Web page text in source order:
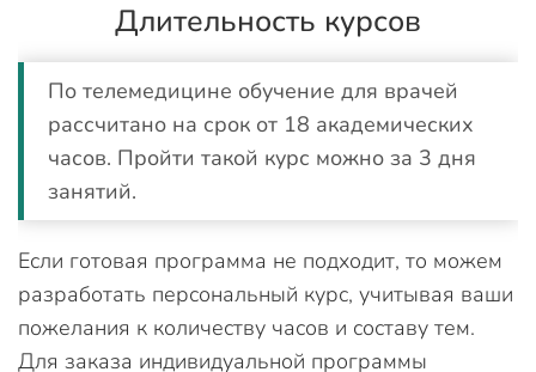
Длительность курсов
По телемедицине обучение для врачей
рассчитано на срок от 18 академических
часов. Пройти такой курс можно за 3 дня
занятий.
Если готовая программа не подходит, то можем
разработать персональный курс, учитывая ваши
пожелания к количеству часов и составу тем.
Для заказа индивидуальной программы